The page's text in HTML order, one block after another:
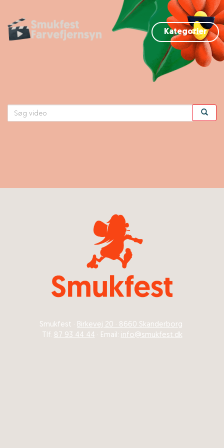
Kategorier
Smukfest · Birkevej 20 · 8660 Skanderborg
Tlf. 87 93 44 44 · Email: info@smukfest.dk